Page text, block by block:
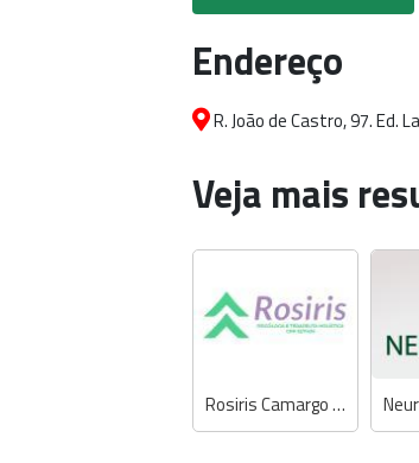
Endereço
R. João de Castro, 97. Ed.
Veja mais
Rosiris Camargo Nassiff - Psicóloga e Terapeuta Holística